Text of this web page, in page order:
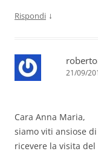
Rispondi ↓
21/09/
Cara Anna Maria,
siamo viti ansiose
ricevere la visita